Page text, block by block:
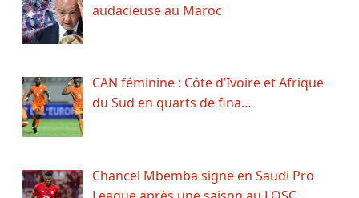
audacieuse au Maroc
CAN féminine : Côte d’Ivoire et Afrique
du Sud en quarts de fina…
Chancel Mbemba signe en Saudi Pro